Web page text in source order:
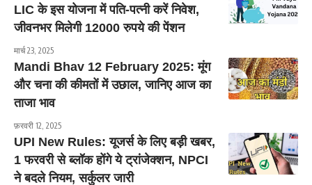
LIC के इस योजना में पति-पत्नी करें निवेश,
जीवनभर मिलेगी 12000 रुपये की पेंशन
मार्च 23, 2025
Mandi Bhav 12 February 2025: मूंग
और चना की कीमतों में उछाल, जानिए आज का
ताजा भाव
फ़रवरी 12, 2025
UPI New Rules: यूजर्स के लिए बड़ी खबर,
1 फरवरी से ब्लॉक होंगे ये ट्रांजेक्शन, NPCI
ने बदले नियम, सर्कुलर जारी